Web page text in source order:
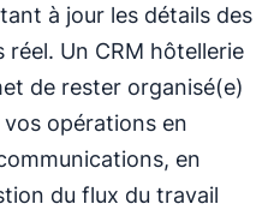
à jour les détails des
Un CRM hôtellerie
de rester organisé(e)
opérations en
en
du flux du travail